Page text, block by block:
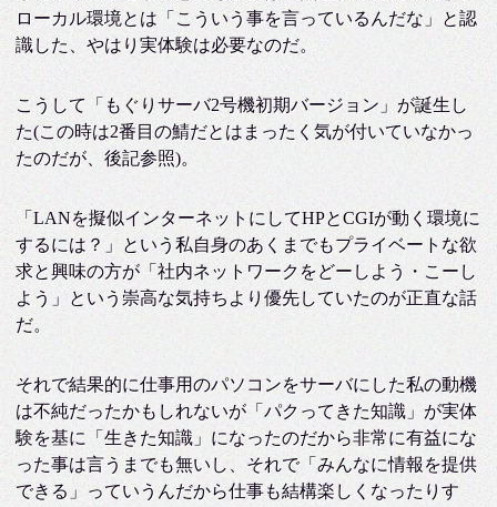
ローカル環境とは「こういう事を言っているんだな」と認
識した、やはり実体験は必要なのだ。
こうして「もぐりサーバ2号機初期バージョン」が誕生し
た(この時は2番目の鯖だとはまったく気が付いていなかっ
たのだが、後記参照)。
「LANを擬似インターネットにしてHPとCGIが動く環境に
するには？」という私自身のあくまでもプライベートな欲
求と興味の方が「社内ネットワークをどーしよう・こーし
よう」という崇高な気持ちより優先していたのが正直な話
だ。
それで結果的に仕事用のパソコンをサーバにした私の動機
は不純だったかもしれないが「パクってきた知識」が実体
験を基に「生きた知識」になったのだから非常に有益にな
った事は言うまでも無いし、それで「みんなに情報を提供
できる」っていうんだから仕事も結構楽しくなったりす